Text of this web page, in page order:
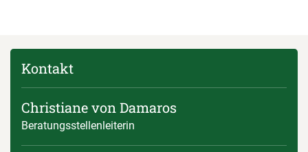
Kontakt
Christiane von Damaros
Beratungsstellenleiterin